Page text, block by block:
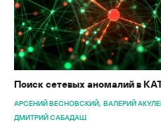
Поиск сетевых аномалий в
АРСЕНИЙ ВЕСНОВСКИЙ ВАЛЕРИЙ
ДМИТРИЙ САБАДАШ